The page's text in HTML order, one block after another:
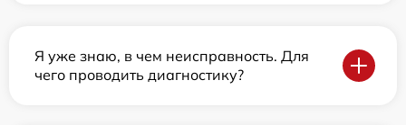
Я уже знаю, в чем неисправность. Для
чего проводить диагностику?